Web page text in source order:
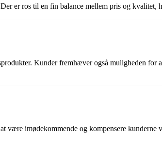
er ros til en fin balance mellem pris og kvalitet,
Kunder fremhæver også muligheden for
imødekommende og kompensere kunderne